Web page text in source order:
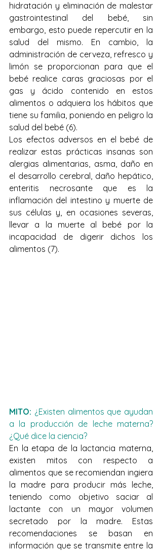
hidratación y eliminación de malestar
gastrointestinal del bebé, sin
embargo, esto puede repercutir en la
salud del mismo. En cambio, la
administración de cerveza, refresco y
limón se proporcionan para que el
bebé realice caras graciosas por el
gas y ácido contenido en estos
alimentos o adquiera los hábitos que
tiene su familia, poniendo en peligro la
salud del bebé (6).
Los efectos adversos en el bebé de
realizar estas prácticas insanas son
alergias alimentarias, asma, daño en
el desarrollo cerebral, daño hepático,
enteritis necrosante que es la
inflamación del intestino y muerte de
sus células y, en ocasiones severas,
llevar a la muerte al bebé por la
incapacidad de digerir dichos los
alimentos (7).
MITO: ¿Existen alimentos que ayudan
a la producción de leche materna?
¿Qué dice la ciencia?
En la etapa de la lactancia materna,
existen mitos con respecto a
alimentos que se recomiendan ingiera
la madre para producir más leche,
teniendo como objetivo saciar al
lactante con un mayor volumen
secretado por la madre. Estas
recomendaciones se basan en
información que se transmite entre la